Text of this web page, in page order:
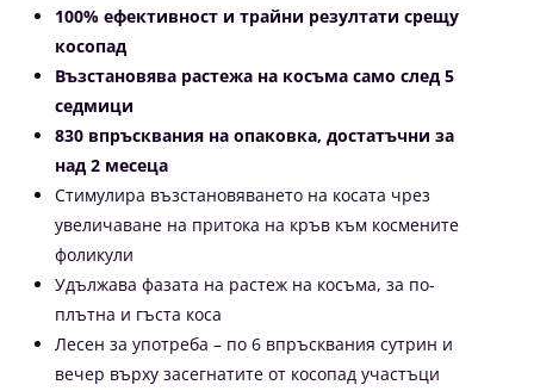
100% ефективност и трайни резултати срещу
косопад
Възстановява растежа на косъма само след 5
седмици
830 впръсквания на опаковка, достатъчни за
над 2 месеца
Стимулира възстановяването на косата чрез
увеличаване на притока на кръв към космените
фоликули
Удължава фазата на растеж на косъма, за по-
плътна и гъста коса
Лесен за употреба – по 6 впръсквания сутрин и
вечер върху засегнатите от косопад участъци